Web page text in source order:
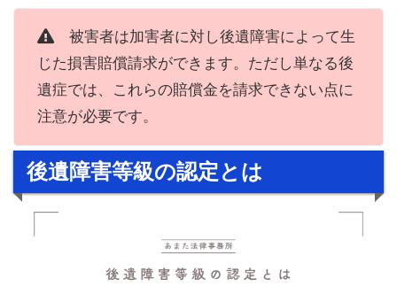
被害者は加害者に対し後遺障害によって生
じた損害賠償請求ができます。ただし単なる後
遺症では、これらの賠償金を請求できない点に
注意が必要です。
後遺障害等級の認定とは